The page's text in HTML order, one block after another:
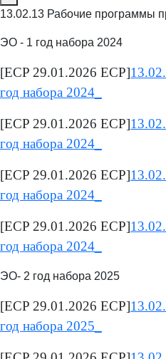
13.02.13 Рабочие программы
ЭО - 1 год набора 2024
[ECP 29.01.2026 ECP]
год набора 2024_
[ECP 29.01.2026 ECP]
год набора 2024_
[ECP 29.01.2026 ECP]
год набора 2024_
[ECP 29.01.2026 ECP]
год набора 2024_
ЭО- 2 год набора 2025
[ECP 29.01.2026 ECP]
год набора 2025_